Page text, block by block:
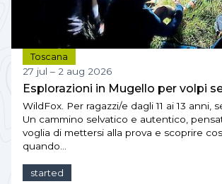
Toscana
27 jul – 2 aug 2026
Esplorazioni in Mugello per volpi
WildFox. Per ragazzi/e dagli 11 ai 13 anni,
Un cammino selvatico e autentico,
voglia di mettersi alla prova e scoprire
quando…
started